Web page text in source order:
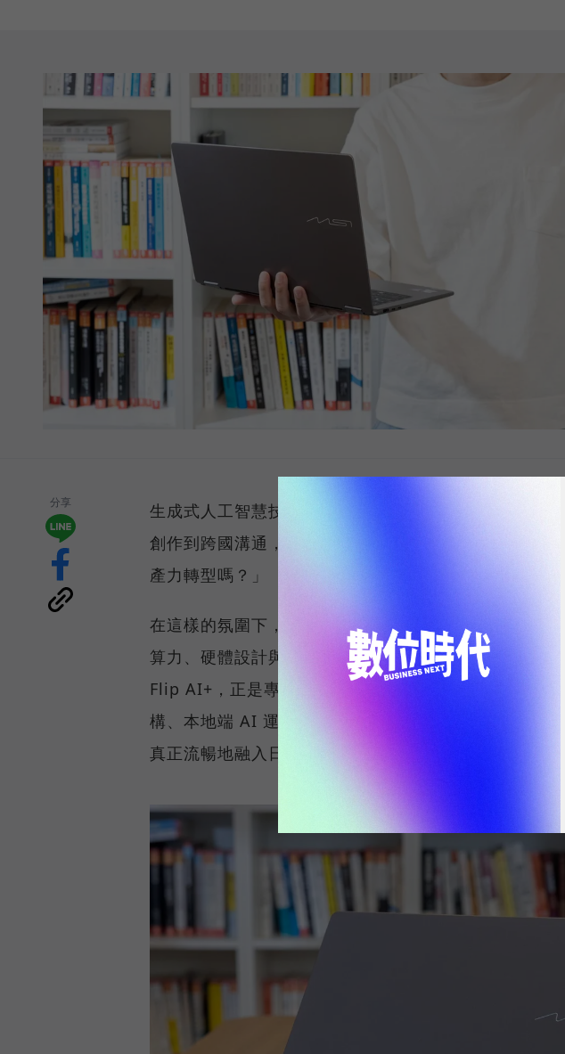
分享
生成式人工智慧技術正以驚人速度滲透職場，從會議記
創作到跨國溝通，每位知識工作者都開始思考：「我懂
產力轉型嗎？」
在這樣的氛圍下，市場對 AI PC 的期待，已從單純搭
算力、硬體設計與真實使用情境無縫整合。微星科技
Flip AI+，正是專為商務菁英與專業人士打造的解方。
構、本地端 AI 運算、2-in-1 翻轉設計、高畫質 OLED
真正流暢地融入日常工作流程。